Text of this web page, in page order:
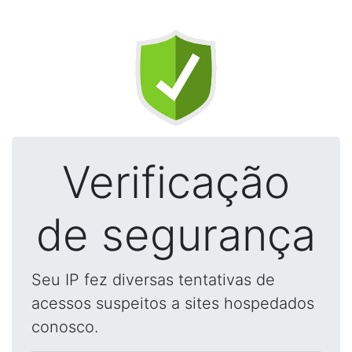
Verificação
de segurança
Seu IP fez diversas tentativas de
acessos suspeitos a sites hospedados
conosco.